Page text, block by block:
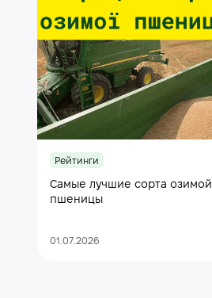
Рейтинги
Самые лучшие сорта озимой
пшеницы
01.07.2026